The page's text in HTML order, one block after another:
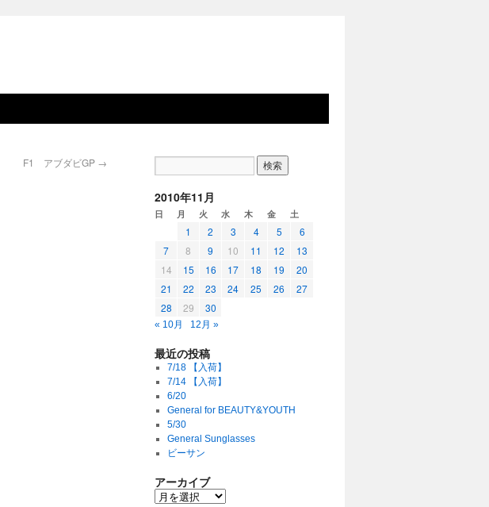
F1 アブダビGP →
2010年11月
日 月 火 水 木 金 土
1 2 3 4 5
6
7
8 9 10 11 12
13
14
15 16 17 18 19
20
21
22 23 24 25 26
27
28
29 30
« 10月 12月 »
最近の投稿
7/18 【入荷】
7/14 【入荷】
6/20
General for BEAUTY&YOUTH
5/30
General Sunglasses
ビーサン
アーカイブ